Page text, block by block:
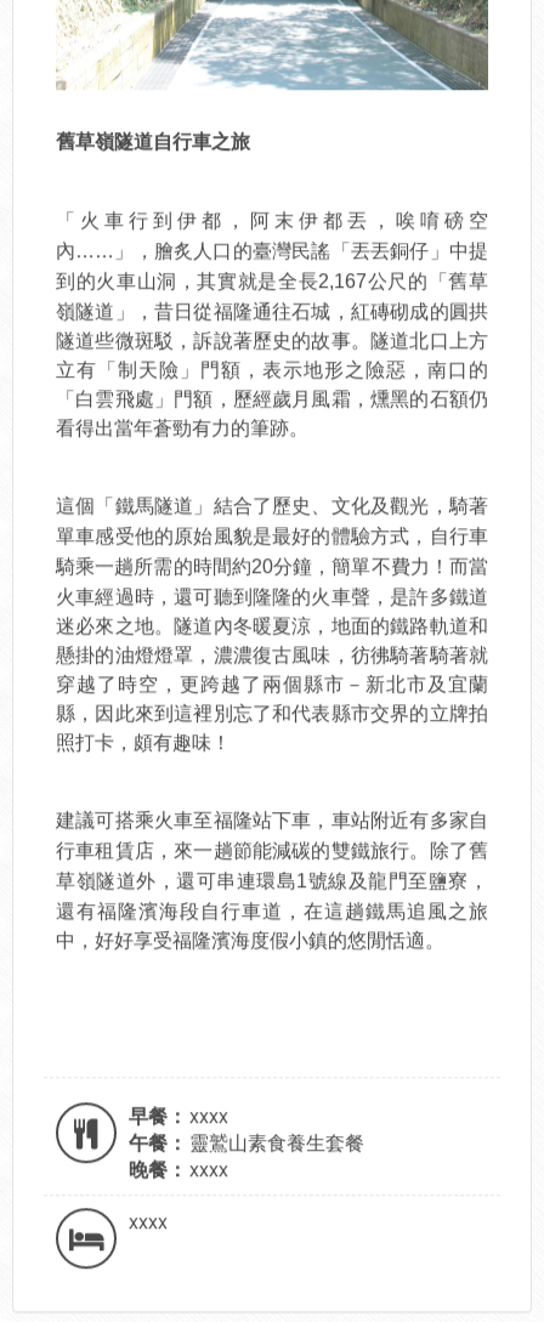
舊草嶺隧道自行車之旅
「火車行到伊都，阿末伊都丟，唉唷磅空
內……」，膾炙人口的臺灣民謠「丟丟銅仔」中提
到的火車山洞，其實就是全長2,167公尺的「舊草
嶺隧道」，昔日從福隆通往石城，紅磚砌成的圓拱
隧道些微斑駁，訴說著歷史的故事。隧道北口上方
立有「制天險」門額，表示地形之險惡，南口的
「白雲飛處」門額，歷經歲月風霜，燻黑的石額仍
看得出當年蒼勁有力的筆跡。
這個「鐵馬隧道」結合了歷史、文化及觀光，騎著
單車感受他的原始風貌是最好的體驗方式，自行車
騎乘一趟所需的時間約20分鐘，簡單不費力！而當
火車經過時，還可聽到隆隆的火車聲，是許多鐵道
迷必來之地。隧道內冬暖夏涼，地面的鐵路軌道和
懸掛的油燈燈罩，濃濃復古風味，彷彿騎著騎著就
穿越了時空，更跨越了兩個縣市－新北市及宜蘭
縣，因此來到這裡別忘了和代表縣市交界的立牌拍
照打卡，頗有趣味！
建議可搭乘火車至福隆站下車，車站附近有多家自
行車租賃店，來一趟節能減碳的雙鐵旅行。除了舊
草嶺隧道外，還可串連環島1 號線及龍門至鹽寮，
還有福隆濱海段自行車道，在這趟鐵馬追風之旅
中，好好享受福隆濱海度假小鎮的悠閒恬適。
早餐： xxxx
午餐： 靈鷲山素食養生套餐
晚餐： xxxx
xxxx